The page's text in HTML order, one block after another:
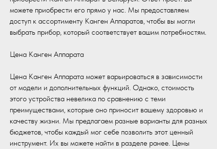
можете приобрести его прямо у нас. Мы предоставляем
доступ к ассортименту Канген Аппаратов, чтобы вы могли
выбрать прибор, который соответствует вашим потребностям.
Цена Канген Аппарата
Цена Канген Аппарата может варьироваться в зависимости
от модели и дополнительных функций. Однако, стоимость
этого устройства невелика по сравнению с теми
преимуществами, которые оно приносит вашему здоровью и
качеству жизни. Мы предлагаем разные варианты для разных
бюджетов, чтобы каждый мог себе позволить этот ценный
инструмент. Их вы можете найти в разделе ранее. Цены